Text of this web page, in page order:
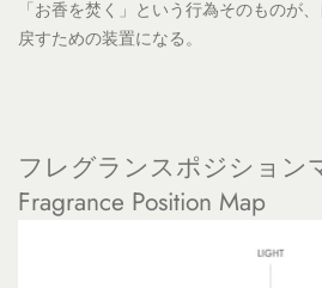
「お香を焚く」という行為そのものが
戻すための装置になる。
フレグランスポジション
Fragrance Position Map